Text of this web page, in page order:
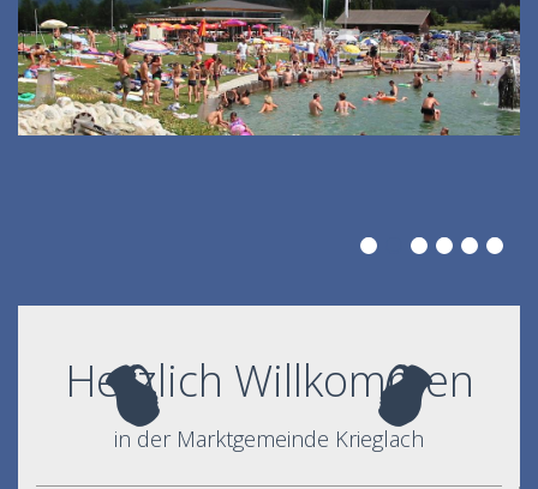
Herzlich Willkommen
in der Marktgemeinde Krieglach